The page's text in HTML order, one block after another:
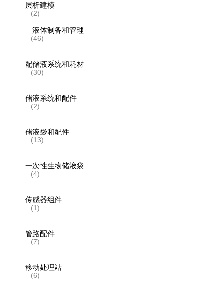
层析建模
(2)
液体制备和管理
(46)
配储液系统和耗材
(30)
储液系统和配件
(2)
储液袋和配件
(13)
一次性生物储液袋
(4)
传感器组件
(1)
管路配件
(7)
移动处理站
(6)